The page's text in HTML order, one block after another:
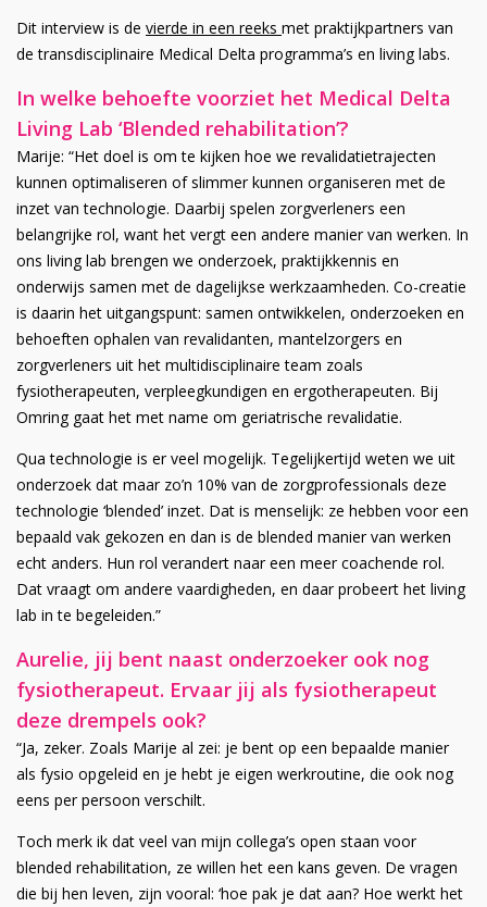
Dit interview is de vierde in een reeks met praktijkpartners van
de transdisciplinaire Medical Delta programma’s en living labs.
In welke behoefte voorziet het Medical Delta
Living Lab ‘Blended rehabilitation’?
Marije: “Het doel is om te kijken hoe we revalidatietrajecten
kunnen optimaliseren of slimmer kunnen organiseren met de
inzet van technologie. Daarbij spelen zorgverleners een
belangrijke rol, want het vergt een andere manier van werken. In
ons living lab brengen we onderzoek, praktijkkennis en
onderwijs samen met de dagelijkse werkzaamheden. Co-creatie
is daarin het uitgangspunt: samen ontwikkelen, onderzoeken en
behoeften ophalen van revalidanten, mantelzorgers en
zorgverleners uit het multidisciplinaire team zoals
fysiotherapeuten, verpleegkundigen en ergotherapeuten. Bij
Omring gaat het met name om geriatrische revalidatie.
Qua technologie is er veel mogelijk. Tegelijkertijd weten we uit
onderzoek dat maar zo’n 10% van de zorgprofessionals deze
technologie ‘blended’ inzet. Dat is menselijk: ze hebben voor een
bepaald vak gekozen en dan is de blended manier van werken
echt anders. Hun rol verandert naar een meer coachende rol.
Dat vraagt om andere vaardigheden, en daar probeert het living
lab in te begeleiden.”
Aurelie, jij bent naast onderzoeker ook nog
fysiotherapeut. Ervaar jij als fysiotherapeut
deze drempels ook?
“Ja, zeker. Zoals Marije al zei: je bent op een bepaalde manier
als fysio opgeleid en je hebt je eigen werkroutine, die ook nog
eens per persoon verschilt.
Toch merk ik dat veel van mijn collega’s open staan voor
blended rehabilitation, ze willen het een kans geven. De vragen
die bij hen leven, zijn vooral: ‘hoe pak je dat aan? Hoe werkt het